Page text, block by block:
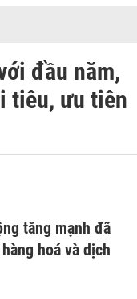
đầu năm,
tiêu, ưu tiên
tăng mạnh đã
hoá và dịch